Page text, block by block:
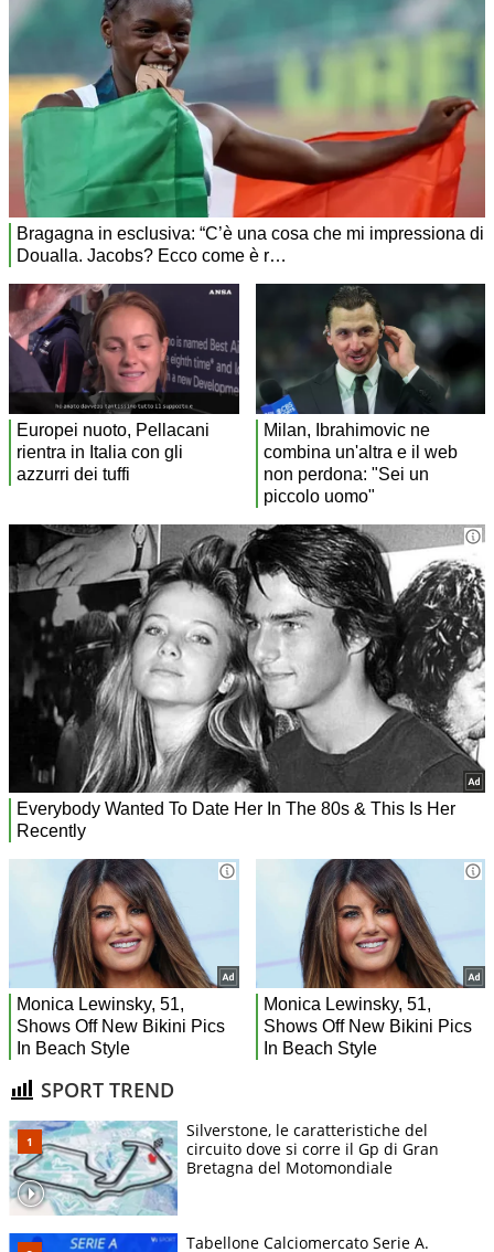
SPORT TREND
Silverstone, le caratteristiche del
circuito dove si corre il Gp di Gran
Bretagna del Motomondiale
Tabellone Calciomercato Serie A.